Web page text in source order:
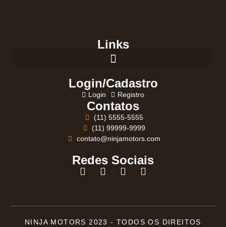
Links
Login/Cadastro
Login Registro
Contatos
(11) 5555-5555
(11) 99999-9999
contato@ninjamotors.com
Redes Sociais
NINJA MOTORS 2023 - TODOS OS DIREITOS